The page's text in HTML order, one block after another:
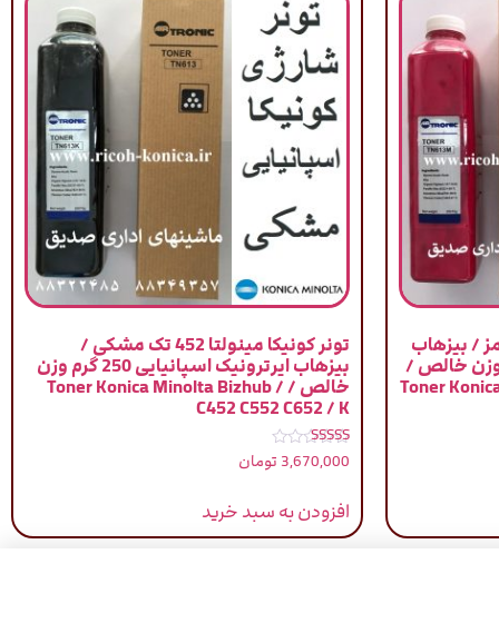
452 تک قرمز / بیزهاب
250 گرم وزن خالص /
Toner
تونر کونیکا مینولتا 452 تک مشکی /
بیزهاب ایرترونیک اسپانیایی 250 گرم وزن
خالص / Toner Konica Minolta Bizhub /
C452 C552 C652 / K
نمره
5.00
3,670,000 تومان
افزودن به سبد خرید